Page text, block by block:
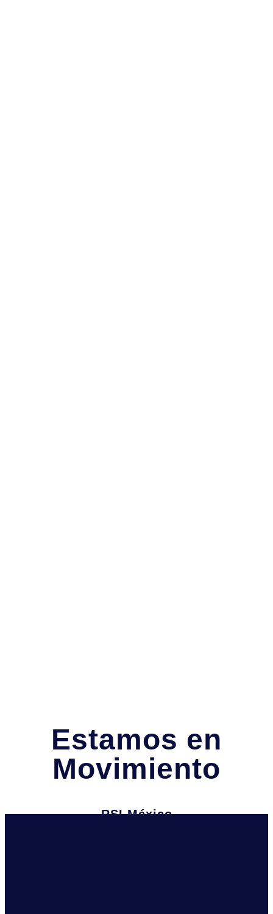
Estamos en
Movimiento
RSI México